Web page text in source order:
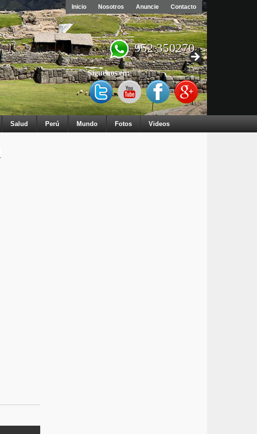
Inicio Nosotros Anuncie Contacto
952 350270
Síguenos en:
Salud Perú Mundo Fotos Videos